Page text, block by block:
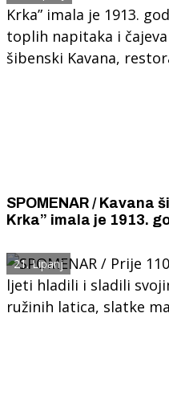
SPOMENAR / Kavana
Krka” imala je 1913.
šibenski Kavana,
21. Lipanj